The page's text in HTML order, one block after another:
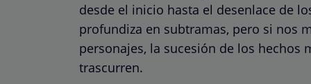
desde el inicio hasta el desenlace de
profundiza en subtramas, pero si nos
personajes, la sucesión de los hechos
trascurren.